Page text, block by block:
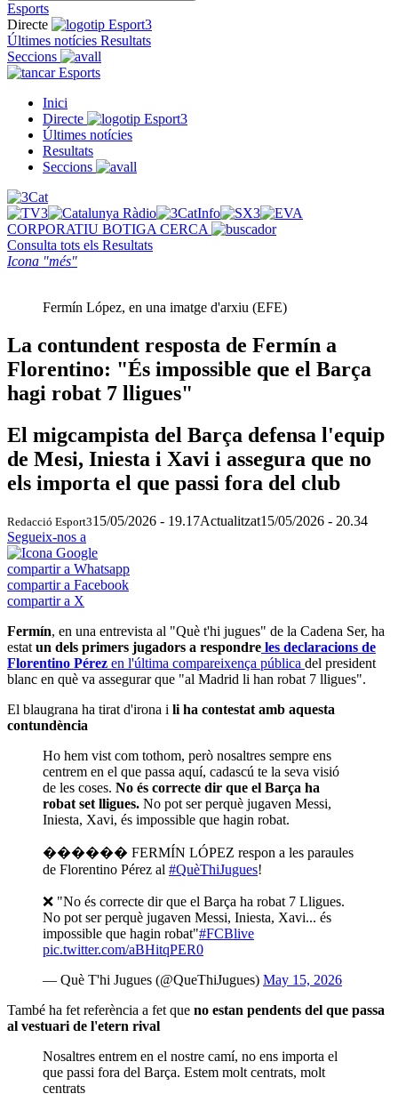
Esports
Directe
Últimes notícies Resultats
Seccions
Esports
Inici
Directe
Últimes notícies
Resultats
Seccions
CORPORATIU BOTIGA CERCA
Consulta tots els Resultats
Icona "més"
Fermín López, en una imatge d'arxiu (EFE)
La contundent resposta de Fermín a
Florentino: "És impossible que el Barça
hagi robat 7 lligues"
El migcampista del Barça defensa l'equip
de Mesi, Iniesta i Xavi i assegura que no
els importa el que passi fora del club
Redacció Esport315/05/2026 - 19.17Actualitzat15/05/2026 - 20.34
Segueix-nos a
compartir a Whatsapp
compartir a Facebook
compartir a X
Fermín, en una entrevista al "Què t'hi jugues" de la Cadena Ser, ha
estat un dels primers jugadors a respondre les declaracions de
Florentino Pérez en l'última compareixença pública del president
blanc en què va assegurar que "al Madrid li han robat 7 lligues".
El blaugrana ha tirat d'irona i li ha contestat amb aquesta
contundència
Ho hem vist com tothom, però nosaltres sempre ens
centrem en el que passa aquí, cadascú te la seva visió
de les coses. No és correcte dir que el Barça ha
robat set lligues. No pot ser perquè jugaven Messi,
Iniesta, Xavi, és impossible que hagin robat.
������ FERMÍN LÓPEZ respon a les paraules
de Florentino Pérez al #QuèThiJugues!
❌ "No és correcte dir que el Barça ha robat 7 Lligues.
No pot ser perquè jugaven Messi, Iniesta, Xavi... és
impossible que hagin robat"#FCBlive
pic.twitter.com/aBHitqPER0
— Què T'hi Jugues (@QueThiJugues) May 15, 2026
També ha fet referència a fet que no estan pendents del que passa
al vestuari de l'etern rival
Nosaltres entrem en el nostre camí, no ens importa el
que passi fora del Barça. Estem molt centrats, molt
centrats